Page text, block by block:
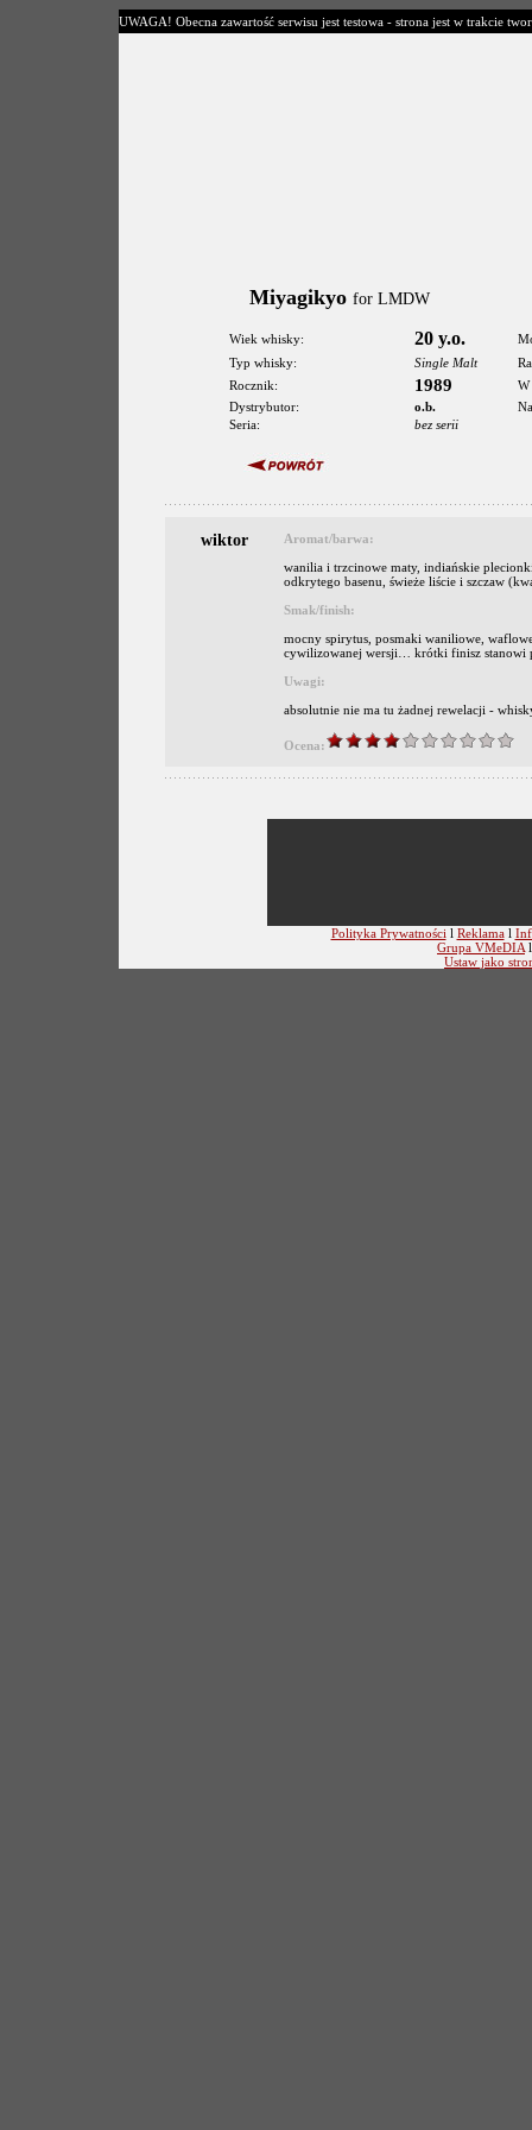
UWAGA! Obecna zawartość serwisu jest testowa - strona jest w trakcie
Miyagikyo for LMDW
Wiek whisky: 20 y.o.
Typ whisky:
Single Malt
Rocznik:
1989
W
Dystrybutor:
o.b.
Seria:
bez serii
wiktor
Aromat/barwa:
wanilia i trzcinowe maty, indiańskie
odkrytego basenu, świeże liście i szczaw
Smak/finish:
mocny spirytus, posmaki waniliowe,
cywilizowanej wersji… krótki finisz stanowi
Uwagi:
absolutnie nie ma tu żadnej rewelacji -
Ocena:
Polityka Prywatności l Reklamal
Grupa VMeDIA
Ustaw jako